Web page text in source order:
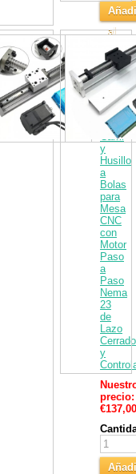
al
de
Etapa
Lineal
con
Guía
de
Carril
y
Husillo
a
Bolas
para
Mesa
CNC
con
Motor
Paso
a
Paso
Nema
23
de
Lazo
Cerrado
y
precio:
€137,00